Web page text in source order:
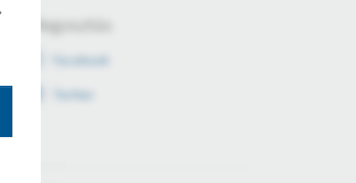
Megosztás
Facebook
Twitter